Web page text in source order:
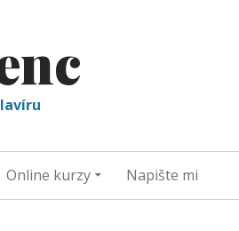
Online kurzy Napište mi